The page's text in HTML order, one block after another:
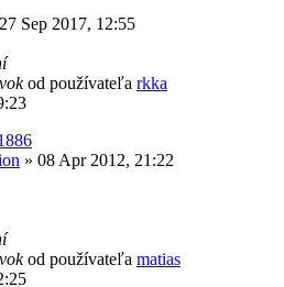
27 Sep 2017, 12:55
od používateľa rkka
» 08 Apr 2012, 21:22
od používateľa matias